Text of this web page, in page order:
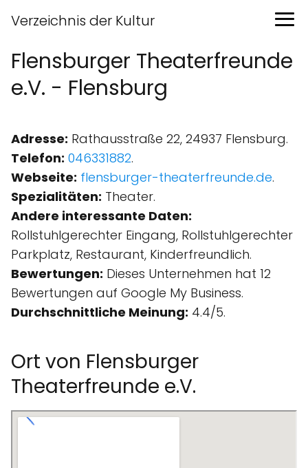
Verzeichnis der Kultur
Flensburger Theaterfreunde
e.V. - Flensburg
Adresse: Rathausstraße 22, 24937 Flensburg.
Telefon: 046331882.
Webseite: flensburger-theaterfreunde.de.
Spezialitäten: Theater.
Andere interessante Daten:
Rollstuhlgerechter Eingang, Rollstuhlgerechter
Parkplatz, Restaurant, Kinder­freundlich.
Bewertungen: Dieses Unternehmen hat 12
Bewertungen auf Google My Business.
Durchschnittliche Meinung: 4.4/5.
Ort von Flensburger
Theaterfreunde e.V.